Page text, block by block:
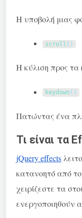
Η υποβολή μιας
scroll ( )
Η κύλιση προς τα
keydown ( )
Πατώντας ένα
Τι είναι τα
jQuery effects
κατανοητό από
χειρίζεστε τα
ενεργοποιηθούν